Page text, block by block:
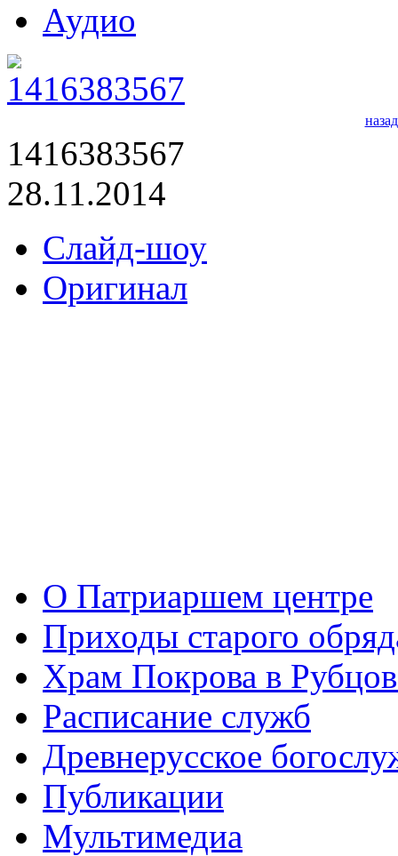
Аудио
назад
1416383567
28.11.2014
Слайд-шоу
Оригинал
О Патриаршем центре
Приходы старого
Храм Покрова в
Расписание служб
Древнерусское
Публикации
Мультимедиа